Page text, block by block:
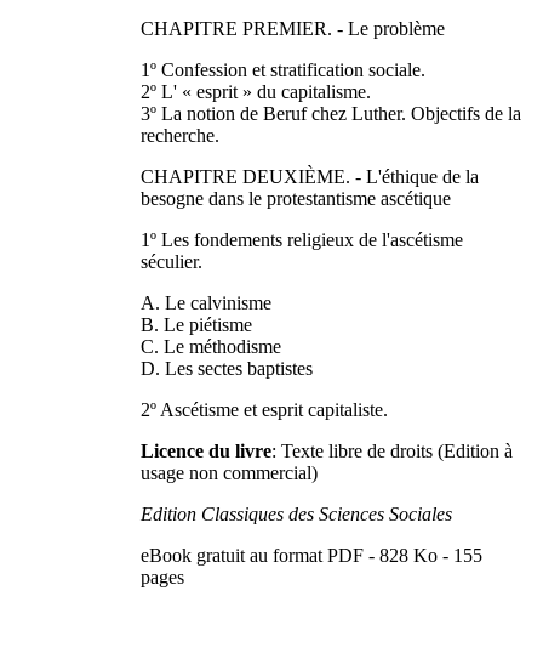
CHAPITRE PREMIER. - Le problème
1º Confession et stratification sociale.
2º L' « esprit » du capitalisme.
3º La notion de Beruf chez Luther. Objectifs de la
recherche.
CHAPITRE DEUXIÈME. - L'éthique de la
besogne dans le protestantisme ascétique
1º Les fondements religieux de l'ascétisme
séculier.
A. Le calvinisme
B. Le piétisme
C. Le méthodisme
D. Les sectes baptistes
2º Ascétisme et esprit capitaliste.
Licence du livre: Texte libre de droits (Edition à
usage non commercial)
Edition Classiques des Sciences Sociales
eBook gratuit au format PDF - 828 Ko - 155
pages